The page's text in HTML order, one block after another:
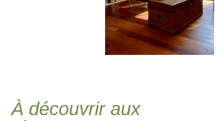
À découvrir aux